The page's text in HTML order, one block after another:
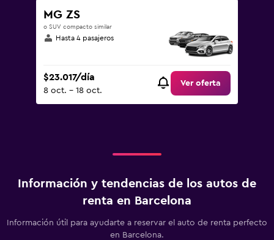
MG ZS
o SUV compacto similar
Hasta 4 pasajeros
$23.017/día
8 oct. - 18 oct.
Ver oferta
Información y tendencias de los autos de
renta en Barcelona
Información útil para ayudarte a reservar el auto de renta perfecto
en Barcelona.